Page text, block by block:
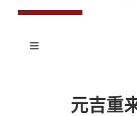
Toggle
元吉重